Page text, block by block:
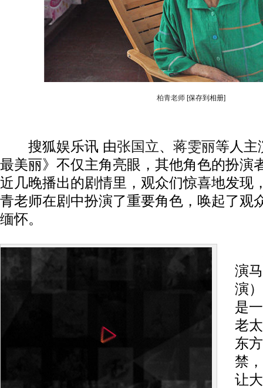
柏青老师 [保存到相册]
搜狐娱乐讯 由张国立、 蒋雯丽等人主
最美丽》不仅主角亮眼，其他角色的扮演
近几晚播出的剧情里，观众们惊喜地发现
青老师在剧中扮演了重要角色，唤起了观
缅怀。
演
演
是
老
东
禁
让